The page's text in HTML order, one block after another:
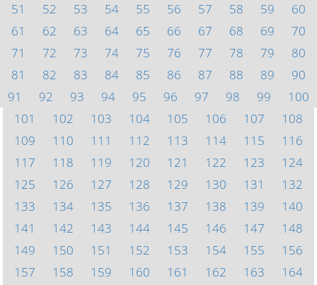
51
52 53 54 55 56 57 58 59
60
61
62 63 64 65 66 67 68 69
70
71
72 73 74 75 76 77 78 79
80
81
82 83 84 85 86 87 88 89
90
91
92 93 94 95 96 97 98 99
100
101
102 103 104 105 106 107
108
109
110 111 112 113 114 115
116
117
118 119 120 121 122 123
124
125
126 127 128 129 130 131
132
133
134 135 136 137 138 139
140
141
142 143 144 145 146 147
148
149
150 151 152 153 154 155
156
157
158 159 160 161 162 163
164